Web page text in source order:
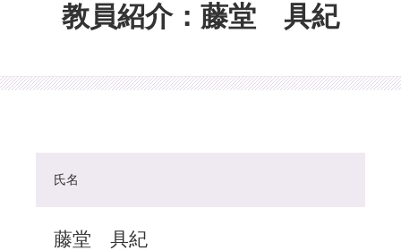
教員紹介：藤堂 具紀
氏名
藤堂 具紀